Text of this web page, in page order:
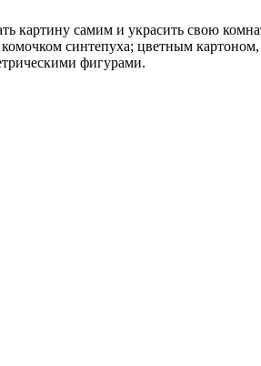
картину самим и украсить свою
синтепуха; цветным
фигурами.